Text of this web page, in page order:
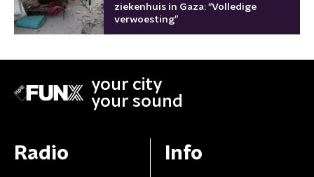
ziekenhuis in Gaza: “Volledige
verwoesting”
your city
your sound
Radio Info